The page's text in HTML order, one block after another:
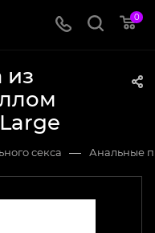
0
из
секса — Анальные